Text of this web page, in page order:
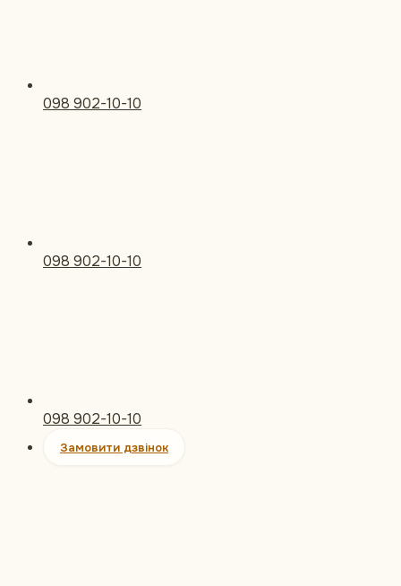
098 902-10-10
098 902-10-10
098 902-10-10
Замовити дзвінок